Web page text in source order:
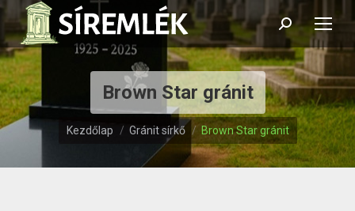
Search:
Brown Star gránit
Itt vagy:
Kezdőlap Gránit sírkő Brown Star gránit